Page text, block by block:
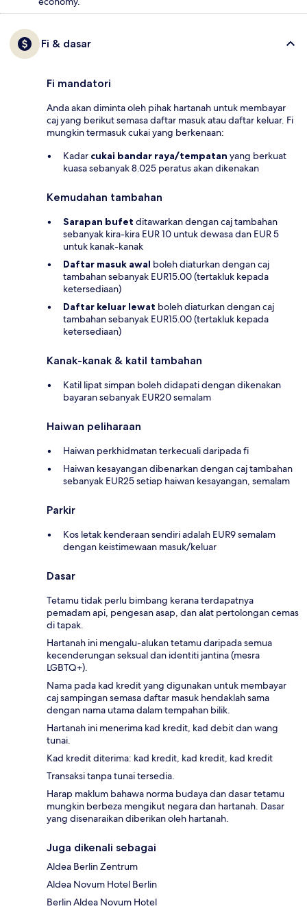
Fi & dasar
Fi mandatori
Anda akan diminta oleh pihak hartanah untuk membayar
caj yang berikut semasa daftar masuk atau daftar keluar. Fi
mungkin termasuk cukai yang berkenaan:
Kadar cukai bandar raya/tempatan yang berkuat
kuasa sebanyak 8.025 peratus akan dikenakan
Kemudahan tambahan
Sarapan bufet ditawarkan dengan caj tambahan
sebanyak kira-kira EUR 10 untuk dewasa dan EUR 5
untuk kanak-kanak
Daftar masuk awal boleh diaturkan dengan caj
tambahan sebanyak EUR15.00 (tertakluk kepada
ketersediaan)
Daftar keluar lewat boleh diaturkan dengan caj
tambahan sebanyak EUR15.00 (tertakluk kepada
ketersediaan)
Kanak-kanak & katil tambahan
Katil lipat simpan boleh didapati dengan dikenakan
bayaran sebanyak EUR20 semalam
Haiwan peliharaan
Haiwan perkhidmatan terkecuali daripada fi
Haiwan kesayangan dibenarkan dengan caj tambahan
sebanyak EUR25 setiap haiwan kesayangan, semalam
Parkir
Kos letak kenderaan sendiri adalah EUR9 semalam
dengan keistimewaan masuk/keluar
Dasar
Tetamu tidak perlu bimbang kerana terdapatnya
pemadam api, pengesan asap, dan alat pertolongan cemas
di tapak.
Hartanah ini mengalu-alukan tetamu daripada semua
kecenderungan seksual dan identiti jantina (mesra
LGBTQ+).
Nama pada kad kredit yang digunakan untuk membayar
caj sampingan semasa daftar masuk hendaklah sama
dengan nama utama dalam tempahan bilik.
Hartanah ini menerima kad kredit, kad debit dan wang
tunai.
Kad kredit diterima: kad kredit, kad kredit, kad kredit
Transaksi tanpa tunai tersedia.
Harap maklum bahawa norma budaya dan dasar tetamu
mungkin berbeza mengikut negara dan hartanah. Dasar
yang disenaraikan diberikan oleh hartanah.
Juga dikenali sebagai
Aldea Berlin Zentrum
Aldea Novum Hotel Berlin
Berlin Aldea Novum Hotel